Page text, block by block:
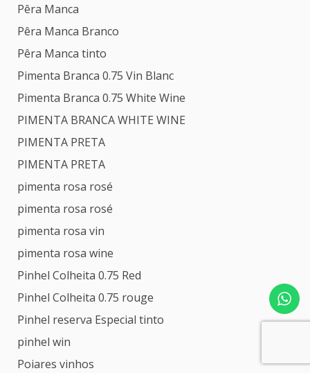
Pêra Manca
Pêra Manca Branco
Pêra Manca tinto
Pimenta Branca 0.75 Vin Blanc
Pimenta Branca 0.75 White Wine
PIMENTA BRANCA WHITE WINE
PIMENTA PRETA
PIMENTA PRETA
pimenta rosa rosé
pimenta rosa rosé
pimenta rosa vin
pimenta rosa wine
Pinhel Colheita 0.75 Red
Pinhel Colheita 0.75 rouge
Pinhel reserva Especial tinto
pinhel win
Poiares vinhos